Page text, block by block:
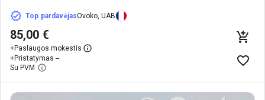
Top pardavėjasOvoko, UAB
85,00 €
+Paslaugos mokestis
+Pristatymas --
Su PVM